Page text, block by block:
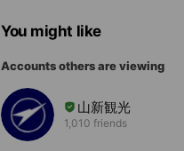
You might like
Accounts others are viewing
山新観光
1,010 friends